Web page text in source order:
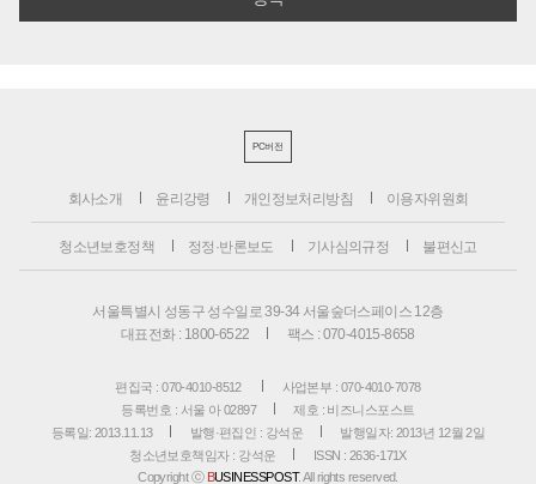
PC버전
회사소개 윤리강령 개인정보처리방침 이용자위원회
청소년보호정책 정정·반론보도 기사심의규정 불편신고
서울특별시 성동구 성수일로 39-34 서울숲더스페이스 12층
대표전화 : 1800-6522
팩스 : 070-4015-8658
편집국 : 070-4010-8512
사업본부 : 070-4010-7078
등록번호 : 서울 아 02897
제호 : 비즈니스포스트
등록일: 2013.11.13
발행·편집인 : 강석운
발행일자: 2013년 12월 2일
청소년보호책임자 : 강석운
ISSN : 2636-171X
Copyright ⓒ BUSINESSPOST. All rights reserved.